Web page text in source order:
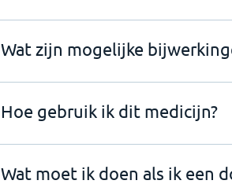
Wat zijn mogelijke
Hoe gebruik ik dit medicijn?
Wat moet ik doen als ik een